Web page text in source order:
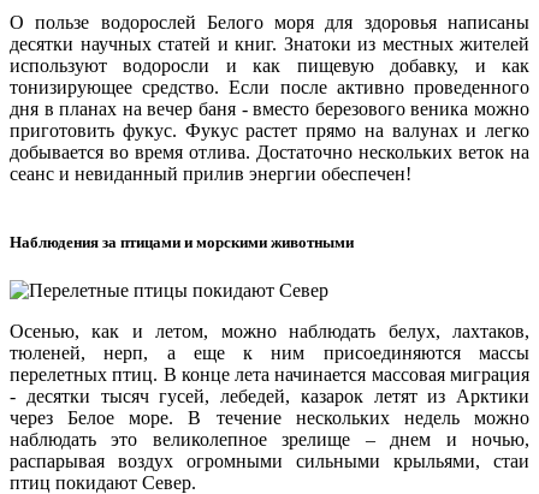
О пользе водорослей Белого моря для здоровья написаны
десятки научных статей и книг. Знатоки из местных жителей
используют водоросли и как пищевую добавку, и как
тонизирующее средство. Если после активно проведенного
дня в планах на вечер баня - вместо березового веника можно
приготовить фукус. Фукус растет прямо на валунах и легко
добывается во время отлива. Достаточно нескольких веток на
сеанс и невиданный прилив энергии обеспечен!
Наблюдения за птицами и морскими животными
Осенью, как и летом, можно наблюдать белух, лахтаков,
тюленей, нерп, а еще к ним присоединяются массы
перелетных птиц. В конце лета начинается массовая миграция
- десятки тысяч гусей, лебедей, казарок летят из Арктики
через Белое море. В течение нескольких недель можно
наблюдать это великолепное зрелище – днем и ночью,
распарывая воздух огромными сильными крыльями, стаи
птиц покидают Север.